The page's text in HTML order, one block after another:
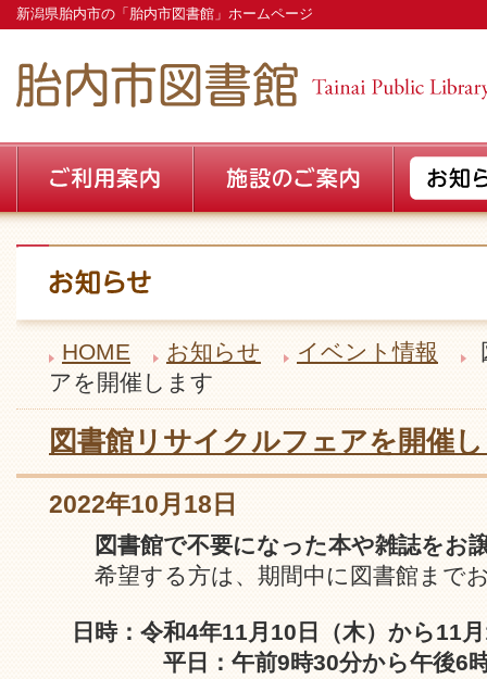
新潟県胎内市の「胎内市図書館」ホームページ
HOME お知らせ イベント情報
アを開催します
図書館リサイクルフェアを開催
2022年10月18日
図書館で不要になった本や雑誌をお
希望する方は、期間中に図書館まで
日時：令和4年11月10日（木）から11
平日：午前9時30分から午後6時